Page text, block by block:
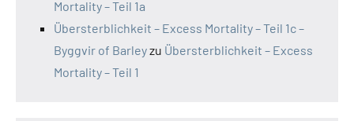
Mortality – Teil 1a
Übersterblichkeit – Excess Mortality – Teil 1c –
Byggvir of Barleyzu Übersterblichkeit – Excess
Mortality – Teil 1